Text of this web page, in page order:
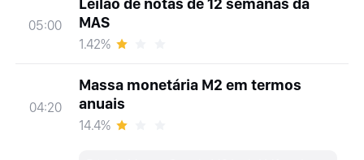
05:00
MAS
1.42%
04:20
Massa monetária M2 em termos
anuais
14.4%